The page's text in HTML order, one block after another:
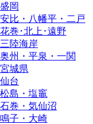
盛岡
安比・八幡平・二戸
花巻･北上･遠野
三陸海岸
奥州・平泉・一関
宮城県
仙台
松島・塩竈
石巻・気仙沼
鳴子・大崎